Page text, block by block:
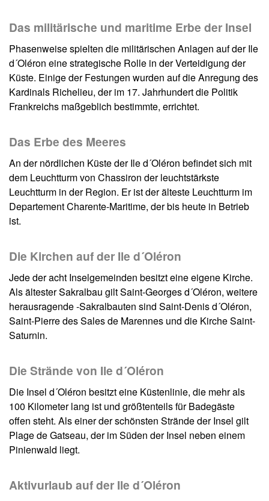
Das militärische und maritime Erbe der Insel
Phasenweise spielten die militärischen Anlagen auf der Ile
d´Oléron eine strategische Rolle in der Verteidigung der
Küste. Einige der Festungen wurden auf die Anregung des
Kardinals Richelieu, der im 17. Jahrhundert die Politik
Frankreichs maßgeblich bestimmte, errichtet.
Das Erbe des Meeres
An der nördlichen Küste der Ile d´Oléron befindet sich mit
dem Leuchtturm von Chassiron der leuchtstärkste
Leuchtturm in der Region. Er ist der älteste Leuchtturm im
Departement Charente-Maritime, der bis heute in Betrieb
ist.
Die Kirchen auf der Ile d´Oléron
Jede der acht Inselgemeinden besitzt eine eigene Kirche.
Als ältester Sakralbau gilt Saint-Georges d´Oléron, weitere
herausragende -Sakralbauten sind Saint-Denis d´Oléron,
Saint-Pierre des Sales de Marennes und die Kirche Saint-
Saturnin.
Die Strände von Ile d´Oléron
Die Insel d´Oléron besitzt eine Küstenlinie, die mehr als
100 Kilometer lang ist und größtenteils für Badegäste
offen steht. Als einer der schönsten Strände der Insel gilt
Plage de Gatseau, der im Süden der Insel neben einem
Pinienwald liegt.
Aktivurlaub auf der Ile d´Oléron